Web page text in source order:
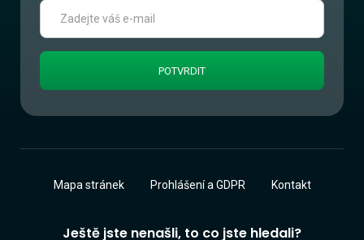
Ještě jste nenašli, to co jste hledali?
Mapa stránek Prohlášení a GDPR Kontakt